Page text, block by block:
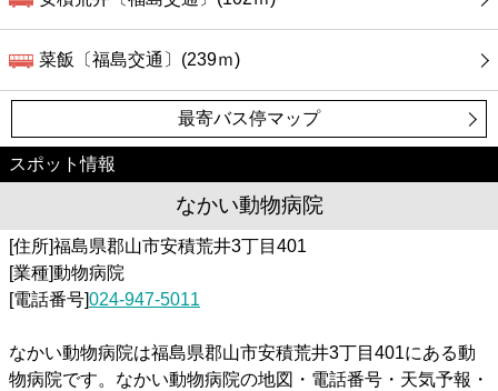
菜飯〔福島交通〕(239ｍ)
最寄バス停マップ
スポット情報
なかい動物病院
[住所]福島県郡山市安積荒井3丁目401
[業種]動物病院
[電話番号]024-947-5011
なかい動物病院は福島県郡山市安積荒井3丁目401にある動
物病院です。なかい動物病院の地図・電話番号・天気予報・